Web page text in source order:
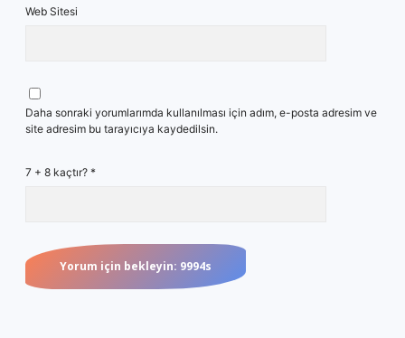
Web Sitesi
Daha sonraki yorumlarımda kullanılması için adım, e-posta adresim ve
site adresim bu tarayıcıya kaydedilsin.
7 + 8 kaçtır? *